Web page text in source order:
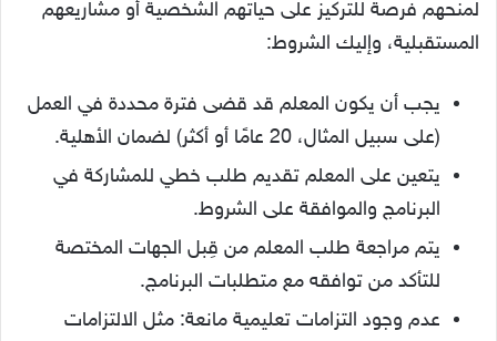
لمنحهم فرصة للتركيز على حياتهم الشخصية أو مشاريعهم
المستقبلية، وإليك الشروط:
يجب أن يكون المعلم قد قضى فترة محددة في العمل
(على سبيل المثال، 20 عامًا أو أكثر) لضمان الأهلية.
يتعين على المعلم تقديم طلب خطي للمشاركة في
البرنامج والموافقة على الشروط.
يتم مراجعة طلب المعلم من قِبل الجهات المختصة
للتأكد من توافقه مع متطلبات البرنامج.
عدم وجود التزامات تعليمية مانعة: مثل الالتزامات